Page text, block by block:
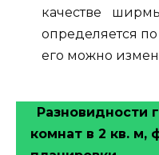
качестве
определяется
его можно
Разновидности
комнат в 2 кв. м,